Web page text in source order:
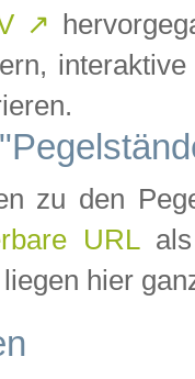
↗
zu den
URLals
hier